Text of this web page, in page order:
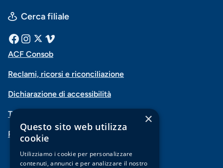
Cerca filiale
Menu
social
Facebook
InstagramVimeo
Menu
navigazione
piè
di
pagina
ACF Consob
Reclami, ricorsi e riconciliazione
Dichiarazione di accessibilità
Trasparenza
PSD2-Open Banking
×
Questo sito web utilizza
cookie
Utilizziamo i cookie per personalizzare
contenuti, annunci e per analizzare il nostro